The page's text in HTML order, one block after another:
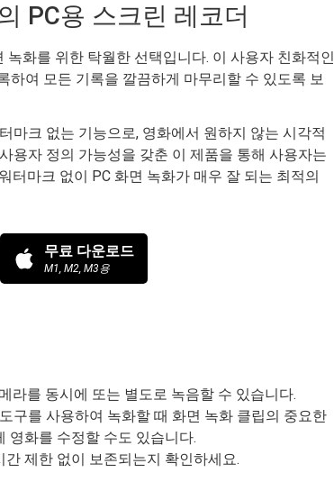
PC용 스크린 레코더
녹화를 위한 탁월한 선택입니다. 이 사용자 친화적인
하여 모든 기록을 깔끔하게 마무리할 수 있도록 보
마크 없는 기능으로, 영화에서 원하지 않는 시각적
용자 정의 가능성을 갖춘 이 제품을 통해 사용자는
터마크 없이 PC 화면 녹화가 매우 잘 되는 최적의
무료 다운로드
M1, M2, M3용
라를 동시에 또는 별도로 녹음할 수 있습니다.
구를 사용하여 녹화할 때 화면 녹화 클립의 중요한
영화를 수정할 수도 있습니다.
제한 없이 보존되는지 확인하세요.